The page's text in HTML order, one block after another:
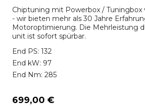
Chiptuning mit Powerbox / Tuningbox
- wir bieten mehr als 30 Jahre
Motoroptimierung. Die Mehrleistung
unit ist sofort spürbar.
End PS: 132
End kW: 97
End Nm: 285
699,00 €